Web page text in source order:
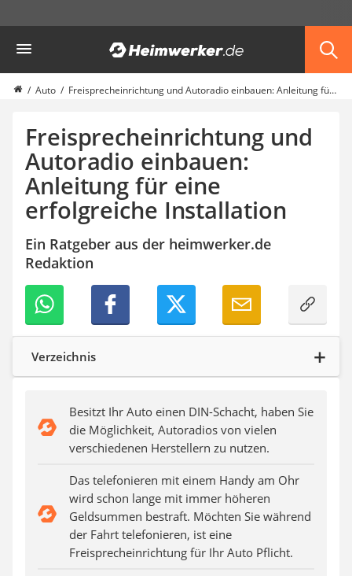
Garten
Akku-Laubsauger
Faltpavillon
Schlauchtrommel
Solar-Lichterkette außen
Teleskopleiter
Ameisengift
Pavillon
Sichtschutzstreifen
Akku-Vertikutierer
Koifutter
Kassettenmarkise
Bosch-Heckenschere
Stihl-Laubbläser
Minidumper
Auffahrrampe
Auto Freisprecheinrichtung und Autoradio einbauen: Anleitung für eine erfolgreiche Installation
Freisprecheinrichtung und
Autoradio einbauen:
Anleitung für eine
erfolgreiche Installation
Ein Ratgeber aus der heimwerker.de
Redaktion
Verzeichnis
Besitzt Ihr Auto einen DIN-Schacht, haben Sie
die Möglichkeit, Autoradios von vielen
verschiedenen Herstellern zu nutzen.
Das telefonieren mit einem Handy am Ohr
wird schon lange mit immer höheren
Geldsummen bestraft. Möchten Sie während
der Fahrt telefonieren, ist eine
Freisprecheinrichtung für Ihr Auto Pflicht.